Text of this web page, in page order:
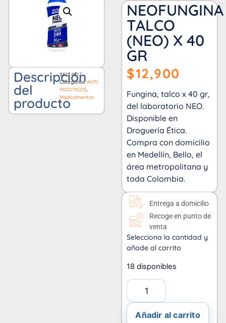
Descripción
del
producto
SKU4857
Categorías ANTI
MICOTICOS
Medicamentos
NEOFUNGINA
TALCO
(NEO) X 40
GR
$12,900
Fungina, talco x 40 gr,
del laboratorio NEO.
Disponible en
Droguería Ética.
Compra con domicilio
en Medellín, Bello, el
área metropolitana y
toda Colombia.
Entrega a domicilio
Recoge en punto de
venta
Selecciona la cantidad y
añade al carrito
18 disponibles
Añadir al carrito